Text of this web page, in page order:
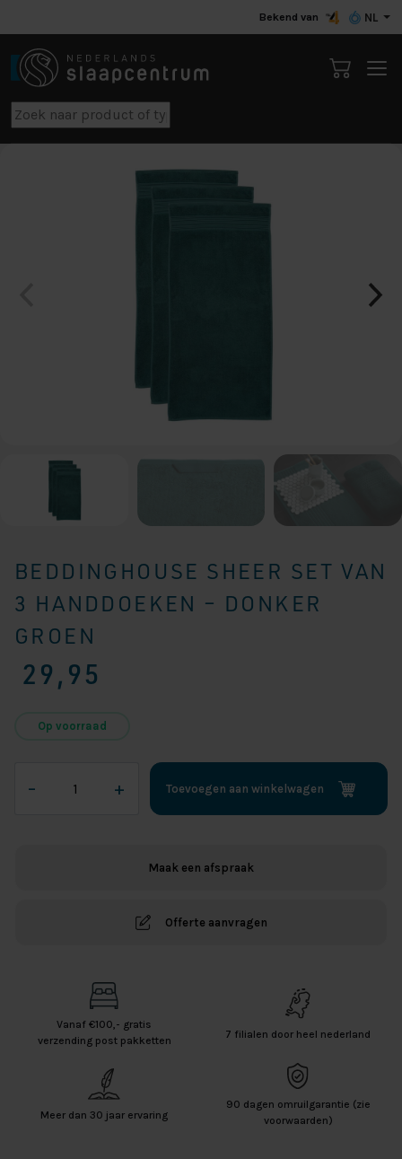
Bekend van NL
BEDDINGHOUSE SHEER SET VAN
3 HANDDOEKEN – DONKER
GROEN
29,95
Op voorraad
–
Sheer
+ Toevoegen aan winkelwagen
Maak een afspraak
Offerte aanvragen
Vanaf €100,- gratis
verzending post pakketten
7 filialen door heel nederland
Meer dan 30 jaar ervaring
90 dagen omruilgarantie (zie
voorwaarden)